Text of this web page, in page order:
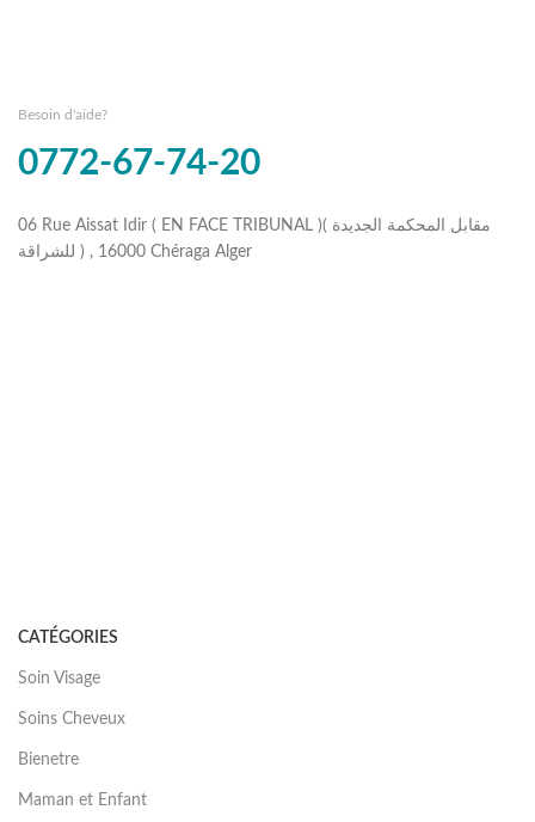
Besoin d'aide?
0772-67-74-20
06 Rue Aissat Idir ( EN FACE TRIBUNAL )( مقابل المحكمة الجديدة
للشراقة ) , 16000 Chéraga Alger
CATÉGORIES
Soin Visage
Soins Cheveux
Bienetre
Maman et Enfant